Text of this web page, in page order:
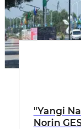
"Yangi
Norin